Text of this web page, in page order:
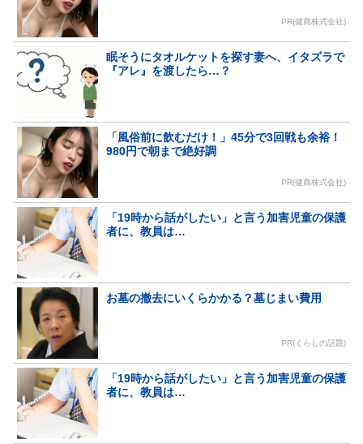
PR(健商株式会社)
眠そうにタオルケットを探す妻へ、イタズラで
『アレ』を渡したら…？
「風俗前に飲むだけ！」45分で3回戦も余裕！
980円で朝まで絶好調
PR(健商株式会社)
「19時から話がしたい」と言う加害児童の保護
者に、教員は…
お墓の撤去にいくらかかる？墓じまい費用
PR(くらしの話題)
「19時から話がしたい」と言う加害児童の保護
者に、教員は…